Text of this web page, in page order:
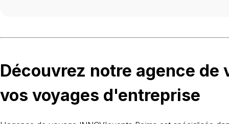
Découvrez notre agence de
vos voyages d'entreprise